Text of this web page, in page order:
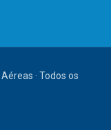
· Todos os